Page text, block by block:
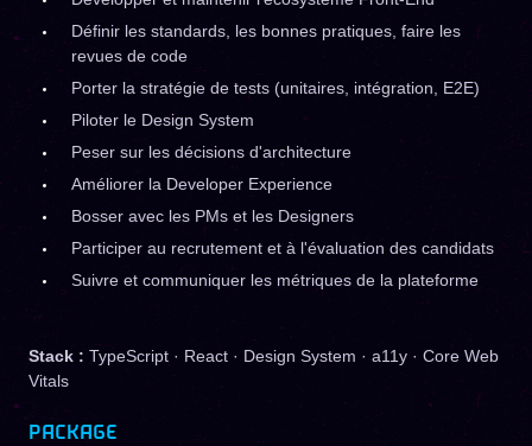
Définir les standards, les bonnes pratiques, faire les
revues de code
Porter la stratégie de tests (unitaires, intégration, E2E)
Piloter le Design System
Peser sur les décisions d'architecture
Améliorer la Developer Experience
Bosser avec les PMs et les Designers
Participer au recrutement et à l'évaluation des candidats
Suivre et communiquer les métriques de la plateforme
Stack : TypeScript · React · Design System · a11y · Core Web
Vitals
PACKAGE